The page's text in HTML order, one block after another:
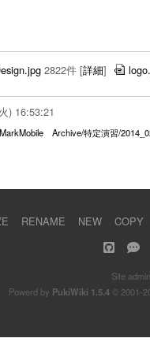
2822件 [詳細]
) 16:53:21
Archive/特定演習/
RENAME NEW COPY
Site
Powerd by PukiWiki 1.5.4© 2001-